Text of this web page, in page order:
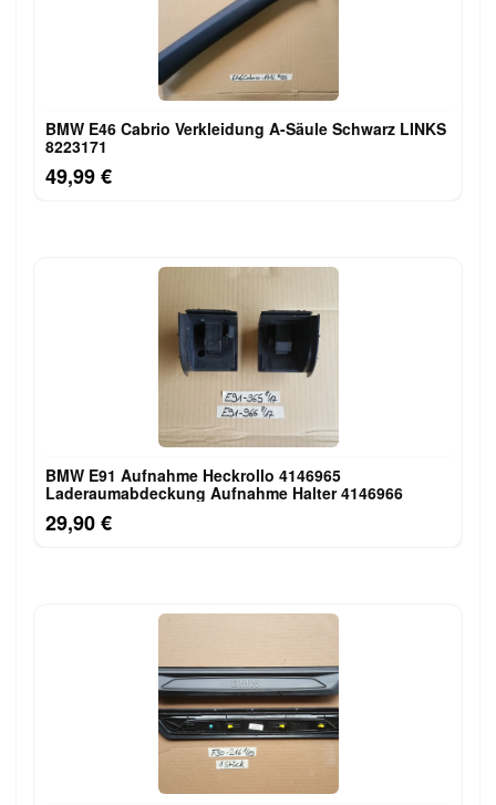
BMW E46 Cabrio Verkleidung A-Säule Schwarz LINKS
8223171
49,99 €
BMW E91 Aufnahme Heckrollo 4146965
Laderaumabdeckung Aufnahme Halter 4146966
29,90 €